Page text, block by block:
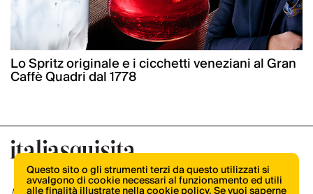
Lo Spritz originale e i cicchetti veneziani al Gran
Caffè Quadri dal 1778
Questo sito o gli strumenti terzi da questo utilizzati si
avvalgono di cookie necessari al funzionamento ed utili